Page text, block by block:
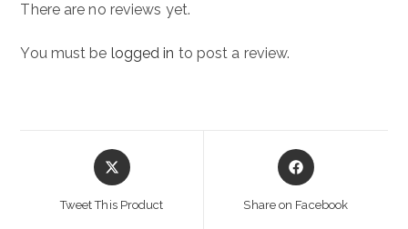
There are no reviews yet.
You must be logged in to post a review.
Opens
in
Tweet This Product
Opens
in
Share on Facebook